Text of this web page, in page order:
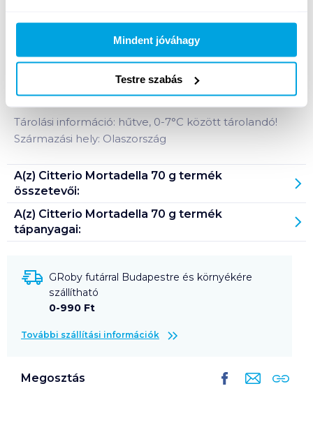
Mindent jóváhagy
Testre szabás
Termékleírás a(z)Citterio Mortadella 70
g
Sertéshúsból készült húskészítmény, védőgázas
Tárolási információ: hűtve, 0-7°C között tárolandó!
Származási hely: Olaszország
A(z) Citterio Mortadella 70 g termék
összetevői:
A(z) Citterio Mortadella 70 g termék
tápanyagai:
GRoby futárral Budapestre és környékére
szállítható
0-990 Ft
További szállítási információk
Megosztás